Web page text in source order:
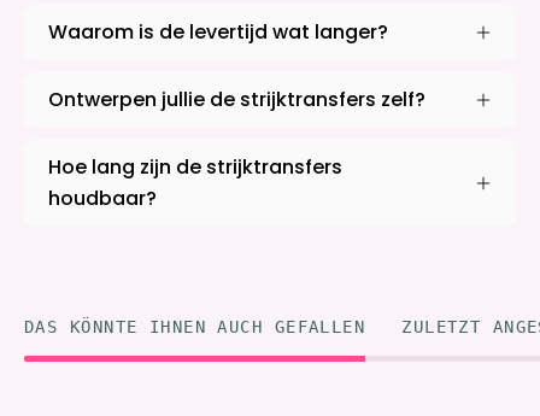
Waarom is de levertijd wat langer?
Ontwerpen jullie de strijktransfers zelf?
Hoe lang zijn de strijktransfers
houdbaar?
DAS KÖNNTE IHNEN AUCH GEFALLEN ZULETZT